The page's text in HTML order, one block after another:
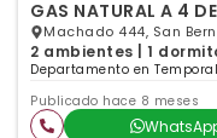
GAS NATURAL A 4
Machado 444, San
2 ambientes | 1
Departamento en
Publicado hace 8 meses